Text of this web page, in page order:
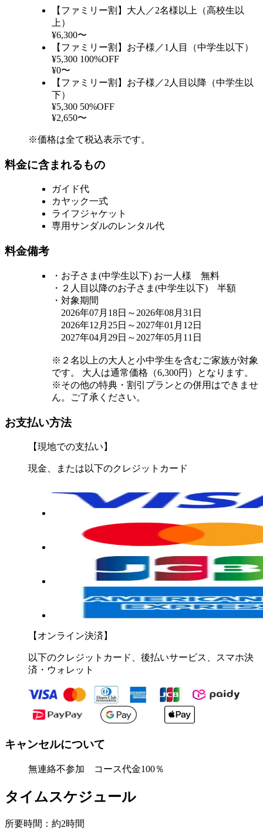
【ファミリー割】大人／2名様以上（高校生以
上）
¥6,300〜
【ファミリー割】お子様／1人目（中学生以下）
¥5,300 100%OFF
¥0〜
【ファミリー割】お子様／2人目以降（中学生以
下）
¥5,300 50%OFF
¥2,650〜
※価格は全て税込表示です。
料金に含まれるもの
ガイド代
カヤック一式
ライフジャケット
専用サンダルのレンタル代
料金備考
・お子さま(中学生以下) お一人様 無料
・２人目以降のお子さま(中学生以下) 半額
・対象期間
2026年07月18日～2026年08月31日
2026年12月25日～2027年01月12日
2027年04月29日～2027年05月11日
※２名以上の大人と小中学生を含むご家族が対象
です。 大人は通常価格（6,300円）となります。
※その他の特典・割引プランとの併用はできませ
ん。ご了承ください。
お支払い方法
【現地での支払い】
現金、または以下のクレジットカード
【オンライン決済】
以下のクレジットカード、後払いサービス、スマホ決
済・ウォレット
キャンセルについて
無連絡不参加 コース代金100％
タイムスケジュール
所要時間：約2時間